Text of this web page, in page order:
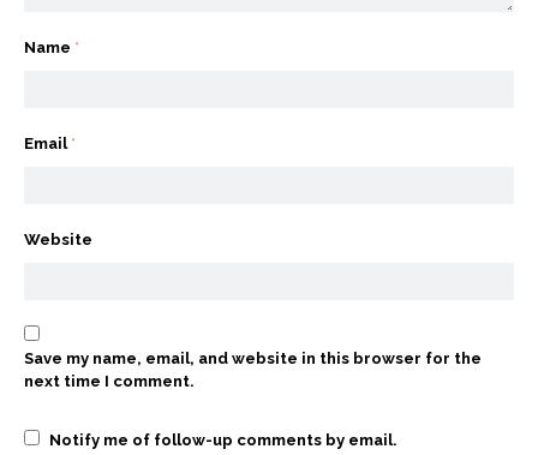
Name *
Email *
Website
Save my name, email, and website in this browser for the
next time I comment.
Notify me of follow-up comments by email.